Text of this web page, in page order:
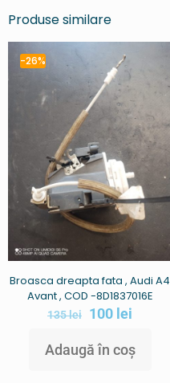
Produse similare
-26%
Broasca dreapta fata , Audi A4
Avant , COD -8D1837016E
135lei 100 lei
Adaugă în coș